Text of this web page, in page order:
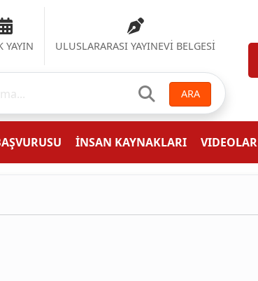
YAYIN ULUSLARARASI YAYINEVİ BELGESİ
ARA
İNSAN KAYNAKLARI VIDEOLAR